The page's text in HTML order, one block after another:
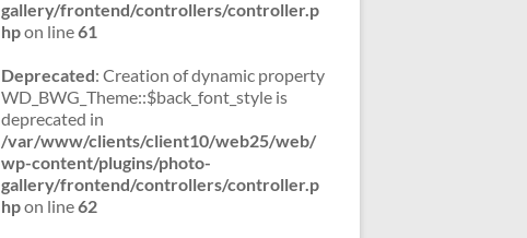
gallery/frontend/controllers/controller.p
hpon line61
Deprecated: Creation of dynamic property
WD_BWG_Theme::$back_font_style is
deprecated in
/var/www/clients/client10/web25/web/
wp-content/plugins/photo-
gallery/frontend/controllers/controller.p
hpon line62